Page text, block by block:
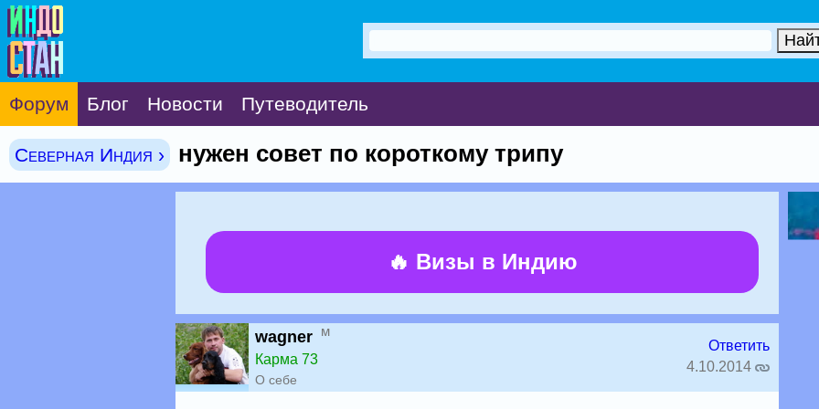
Форум Блог Новости Путеводитель
Северная Индия › нужен совет по короткому трипу
🔥 Визы в Индию
wagner м
Карма 73
О себе
Ответить
4.10.2014